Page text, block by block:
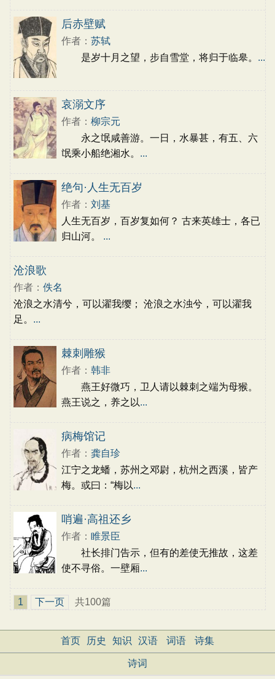
后赤壁赋
作者： 苏轼
是岁十月之望，步自雪堂，将归于临皋。 ...
哀溺文序
作者： 柳宗元
永之氓咸善游。一日，水暴甚，有五、六
氓乘小船绝湘水。 ...
绝句·人生无百岁
作者： 刘基
人生无百岁，百岁复如何？ 古来英雄士，各已
归山河。 ...
沧浪歌
作者： 佚名
沧浪之水清兮，可以濯我缨； 沧浪之水浊兮，可以濯我
足。 ...
棘刺雕猴
作者： 韩非
燕王好微巧，卫人请以棘刺之端为母猴。
燕王说之，养之以...
病梅馆记
作者： 龚自珍
江宁之龙蟠，苏州之邓尉，杭州之西溪，皆产
梅。或曰：“梅以...
哨遍·高祖还乡
作者： 睢景臣
社长排门告示，但有的差使无推故，这差
使不寻俗。一壁厢...
1 下一页 共100篇
首页 历史 知识 汉语 词语 诗集
诗词